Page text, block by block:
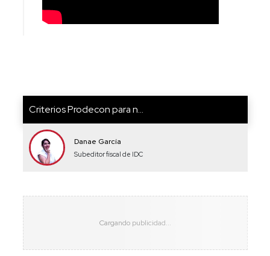
Criterios Prodecon para n...
Danae García
Subeditor fiscal de IDC